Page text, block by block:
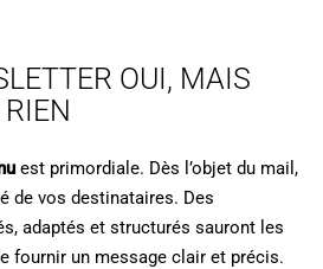
OUI, MAIS
est primordiale. Dès l’objet du mail,
de vos destinataires. Des
adaptés et structurés sauront les
fournir un message clair et précis.